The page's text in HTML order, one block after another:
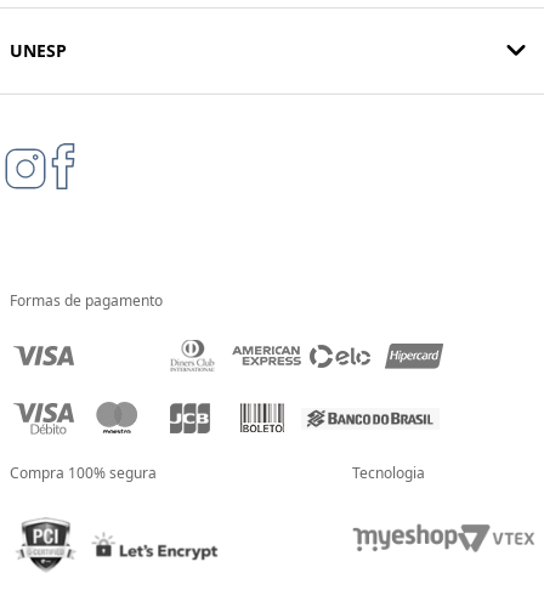
UNESP
Formas de pagamento
Compra 100% segura Tecnologia